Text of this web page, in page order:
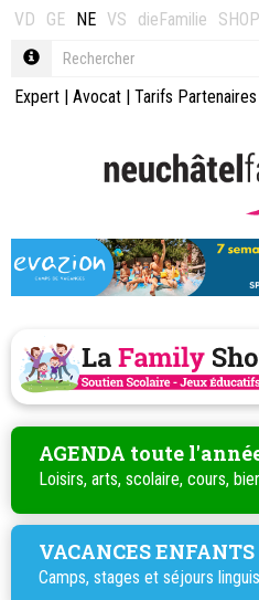
VD GE NE VS dieFamilie SHOP
Expert | Avocat | Tarifs Partenaires
AGENDA toute
Loisirs, arts, scolaire, cours,
VACANCES ENFANTS
Camps, stages et séjours